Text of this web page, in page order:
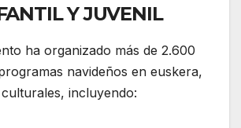
Y JUVENIL
ha organizado más de 2.600
navideños en euskera,
incluyendo: